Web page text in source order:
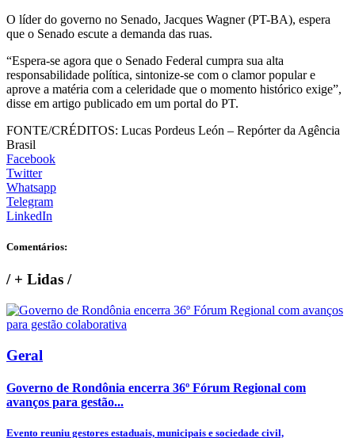
O líder do governo no Senado, Jacques Wagner (PT-BA), espera
que o Senado escute a demanda das ruas.
“Espera-se agora que o Senado Federal cumpra sua alta
responsabilidade política, sintonize-se com o clamor popular e
aprove a matéria com a celeridade que o momento histórico exige”,
disse em artigo publicado em um portal do PT.
FONTE/CRÉDITOS: Lucas Pordeus León – Repórter da Agência
Brasil
Facebook
Twitter
Whatsapp
Telegram
LinkedIn
Comentários:
/+ Lidas /
Geral
Governo de Rondônia encerra 36º Fórum Regional com
avanços para gestão...
Evento reuniu gestores estaduais, municipais e sociedade civil,